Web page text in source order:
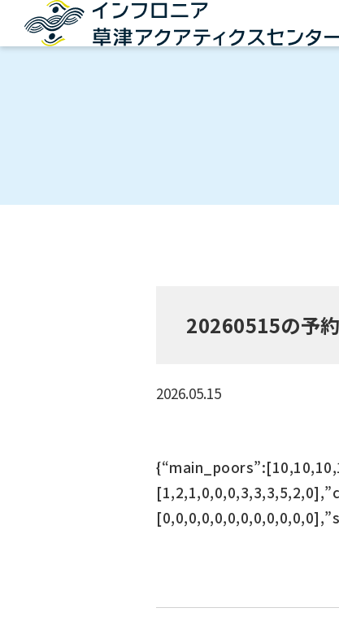
20260515の予
2026.05.15